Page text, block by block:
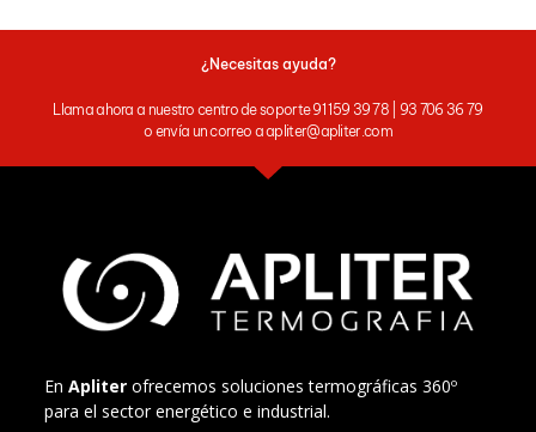
¿Necesitas ayuda?
Llama ahora a nuestro centro de soporte 91 159 39 78 | 93 706 36 79
o envía un correo a apliter@apliter.com
En Apliter ofrecemos soluciones termográficas 360º
para el sector energético e industrial.